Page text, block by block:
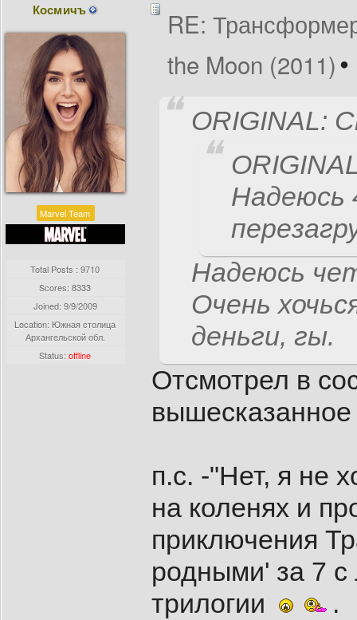
Космичъ
Marvel Team
Total Posts : 9710
Scores: 8333
Joined: 9/9/2009
Location: Южная столица
Архангельской обл.
Status:offline
RE:
the Moon (2011)
ORIGINAL:
Надеюсь
Надеюсь
Очень
деньги, гы.
Отсмотрел в
п.с. -"Нет, я не
на коленях и
приключения
родными' за 7
трилогии
.